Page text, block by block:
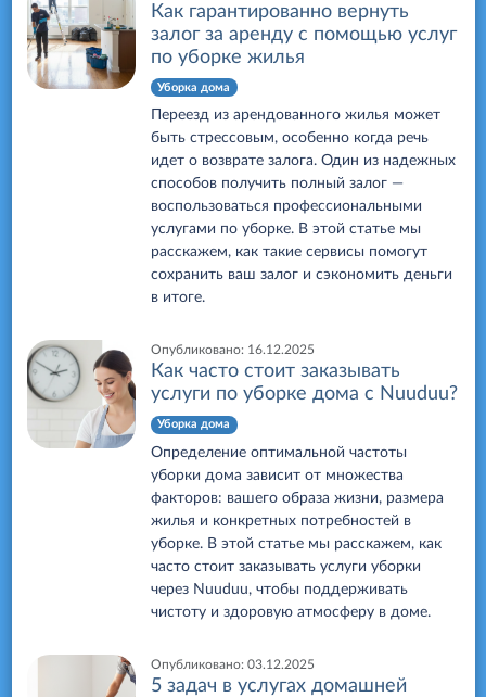
Как гарантированно вернуть
залог за аренду с помощью услуг
по уборке жилья
Уборка дома
Переезд из арендованного жилья может
быть стрессовым, особенно когда речь
идет о возврате залога. Один из надежных
способов получить полный залог —
воспользоваться профессиональными
услугами по уборке. В этой статье мы
расскажем, как такие сервисы помогут
сохранить ваш залог и сэкономить деньги
в итоге.
Опубликовано: 16.12.2025
Как часто стоит заказывать
услуги по уборке дома с Nuuduu?
Уборка дома
Определение оптимальной частоты
уборки дома зависит от множества
факторов: вашего образа жизни, размера
жилья и конкретных потребностей в
уборке. В этой статье мы расскажем, как
часто стоит заказывать услуги уборки
через Nuuduu, чтобы поддерживать
чистоту и здоровую атмосферу в доме.
Опубликовано: 03.12.2025
5 задач в услугах домашней